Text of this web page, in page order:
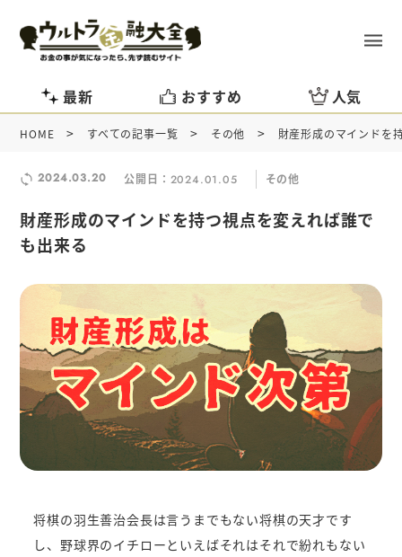
最新 おすすめ 人気
HOME > すべての記事一覧 > その他 > 財産形成のマインドを
2024.03.20 公開日： 2024.01.05 その他
財産形成のマインドを持つ視点を変えれば誰で
も出来る
将棋の羽生善治会長は言うまでもない将棋の天才です
し、野球界のイチローといえばそれはそれで紛れもない